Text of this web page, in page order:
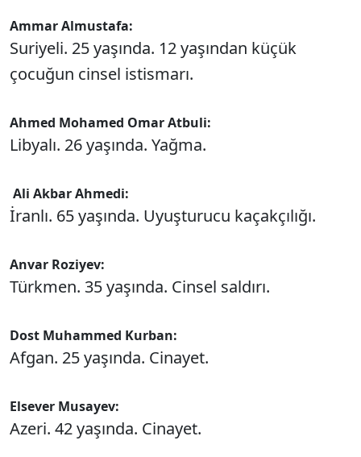
Ammar Almustafa:
Suriyeli. 25 yaşında. 12 yaşından küçük
çocuğun cinsel istismarı.
Ahmed Mohamed Omar Atbuli:
Libyalı. 26 yaşında. Yağma.
Ali Akbar Ahmedi:
İranlı. 65 yaşında. Uyuşturucu kaçakçılığı.
Anvar Roziyev:
Türkmen. 35 yaşında. Cinsel saldırı.
Dost Muhammed Kurban:
Afgan. 25 yaşında. Cinayet.
Elsever Musayev:
Azeri. 42 yaşında. Cinayet.